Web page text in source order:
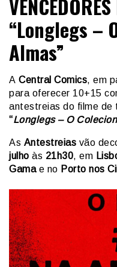
“Longlegs –
Almas”
A Central Comics, em
para oferecer 10+15
antestreias do filme de
“Longlegs – O
As Antestreias vão
julho às 21h30, em
Gamae no Porto nos